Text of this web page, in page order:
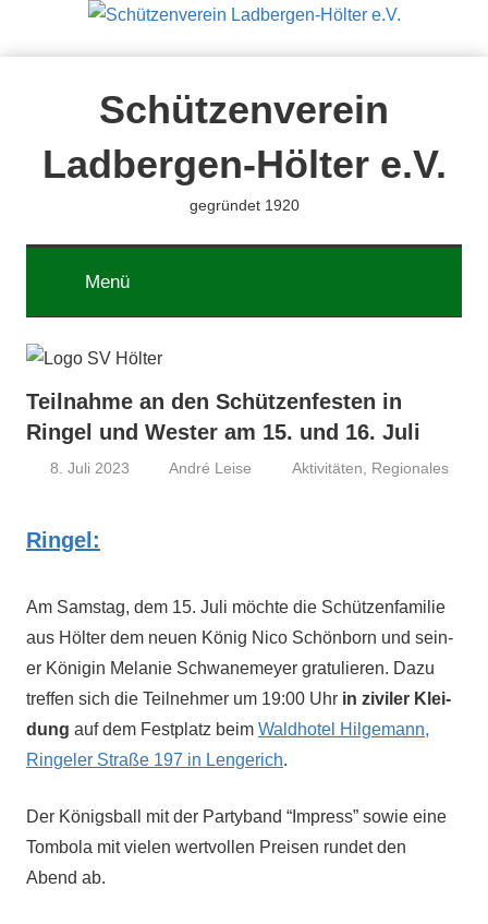
Schützenverein
Ladbergen-Hölter e.V.
gegründet 1920
Menü
Teilnahme an den Schützenfesten in
Ringel und Wester am 15. und 16. Juli
8. Juli 2023 André Leise Aktivitäten Regionales
Ringel:
Am Sam­stag, dem 15. Juli möchte die Schützen­fam­i­lie
aus Höl­ter dem neuen König Nico Schön­born und sein­
er Köni­gin Melanie Schwane­mey­er grat­ulieren. Dazu
tre­f­fen sich die Teil­nehmer um 19:00 Uhr in zivil­er Klei­
dung auf dem Fest­platz beim Wald­ho­tel Hilge­mann,
Ringel­er Straße 197 in Lengerich.
Der Königs­ball mit der Par­ty­band “Impress” sowie eine
Tombo­la mit vie­len wertvollen Preisen run­det den
Abend ab.